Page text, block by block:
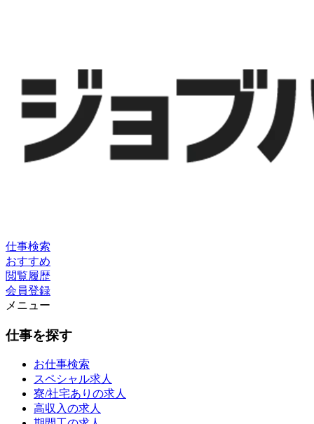
仕事検索
おすすめ
閲覧履歴
会員登録
メニュー
仕事を探す
お仕事検索
スペシャル求人
寮/社宅ありの求人
高収入の求人